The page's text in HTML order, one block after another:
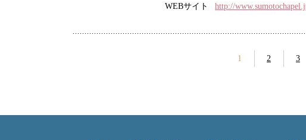
WEBサイト http://
1 2 3